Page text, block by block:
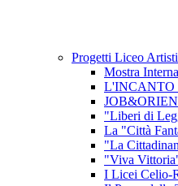
Progetti Liceo
Mostra
L'INCANTO
"Liberi di
La "Città
"La
"Viva
I Licei Celio-